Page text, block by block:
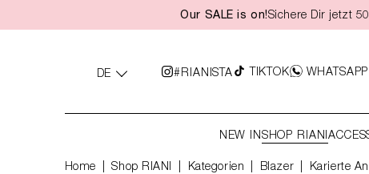
Zur Hauptnavigation springen
Our SALE is on!Sichere Dir jetzt
DE #RIANISTA TIKTOK WHATSAPP
NEW INSHOP RIANI
Home Shop RIANI Kategorien Blazer Karierte